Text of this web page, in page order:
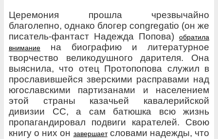
Церемония прошла чрезвычайно
благолепно, однако блогер congregatio (он же
писатель-фантаст Надежда Попова)
обратила
внимание
на биографию и литературное
творчество великодушного дарителя. Она
выяснила, что отец Протопопова служил в
прославившейся зверскими расправами над
югославскими партизанами и населением
этой страны казачьей кавалерийской
дивизии СС, а сам батюшка всю жизнь
пропагандировал подвиги карателей. Свою
книгу о них он завершаетсловами надежды, что